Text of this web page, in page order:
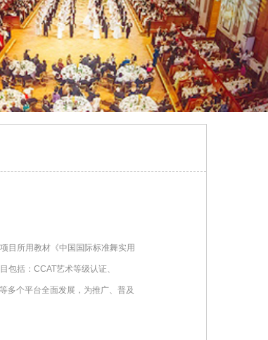
目所用教材《中国国际标准舞实用
包括：CCAT艺术等级认证、
多个平台全面发展，为推广、普及